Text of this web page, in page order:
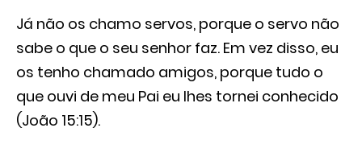
Já não os chamo servos, porque o servo não
sabe o que o seu senhor faz. Em vez disso, eu
os tenho chamado amigos, porque tudo o
que ouvi de meu Pai eu lhes tornei conhecido
(João 15:15).